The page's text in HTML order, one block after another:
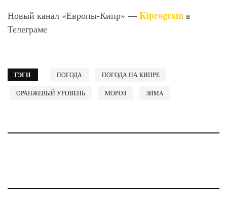
Новый канал «Европы-Кипр» — Kiprogram в
Телеграме
ТЭГИ ПОГОДА ПОГОДА НА КИПРЕ
ОРАНЖЕВЫЙ УРОВЕНЬ МОРОЗ ЗИМА